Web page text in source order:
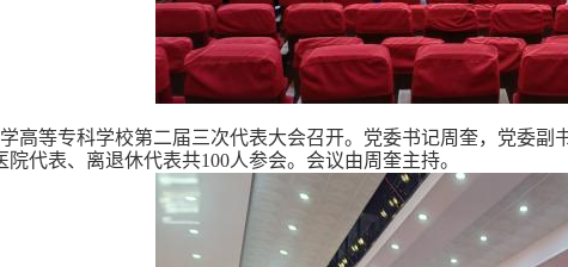
高等专科学校第二届三次代表大会召开。党委书记周奎，党委副
院代表、离退休代表共100人参会。会议由周奎主持。